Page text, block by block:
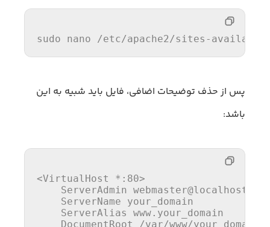
sudo nano /etc/apache2/sites-
پس از حذف توضیحات اضافی، فایل باید شبیه به این
باشد:
<VirtualHost * :80>
ServerAdmin webmaster@localhost
ServerName your_domain
ServerAlias
www.your_domain
DocumentRoot
/var/www/your_domain